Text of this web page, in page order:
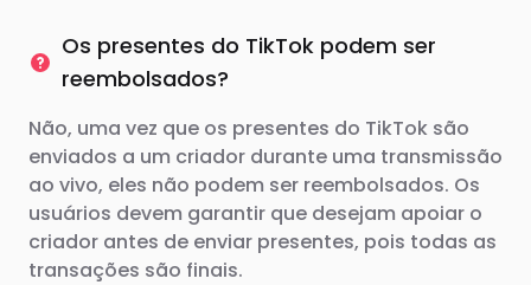
Os presentes do TikTok podem ser
reembolsados?
Não, uma vez que os presentes do TikTok são
enviados a um criador durante uma transmissão
ao vivo, eles não podem ser reembolsados. Os
usuários devem garantir que desejam apoiar o
criador antes de enviar presentes, pois todas as
transações são finais.